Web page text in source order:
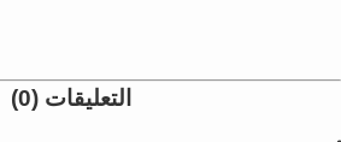
التعليقات (0)